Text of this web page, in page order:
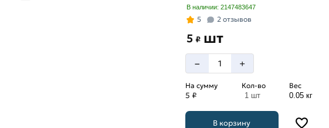
В наличии: 2147483647
5 2 отзывов
5 ₽ шт
– +
На сумму
5 ₽
Кол-во
1 шт
Вес
0.05 кг
В корзину